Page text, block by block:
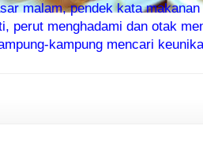
malam, pendek kata
perut menghadami dan otak
kampung mencari